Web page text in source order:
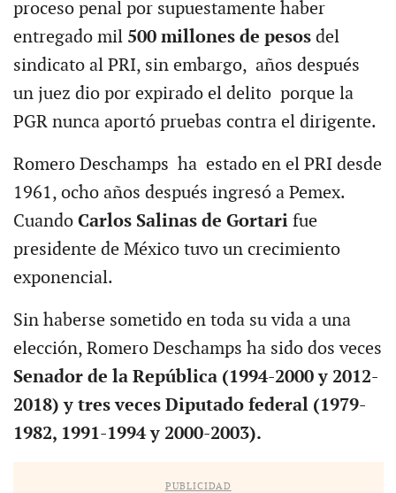
proceso penal por supuestamente haber
entregado mil 500 millones de pesosdel
sindicato al PRI, sin embargo, años después
un juez dio por expirado el delito porque la
PGR nunca aportó pruebas contra el dirigente.
Romero Deschamps ha estado en el PRI desde
1961, ocho años después ingresó a Pemex.
Cuando Carlos Salinas de Gortarifue
presidente de México tuvo un crecimiento
exponencial.
Sin haberse sometido en toda su vida a una
elección, Romero Deschamps ha sido dos veces
Senador de la República (1994-2000 y 2012-
2018) y tres veces Diputado federal (1979-
1982, 1991-1994 y 2000-2003).
PUBLICIDAD